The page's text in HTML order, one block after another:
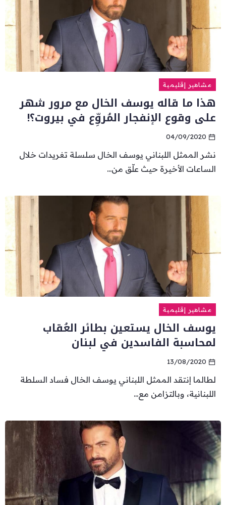
مشاهير إقليمية
هذا ما قاله يوسف الخال مع مرور شهر
على وقوع الإنفجار المُروِّع في بيروت؟!
04/09/2020
نشر الممثل اللبناني يوسف الخال سلسلة تغريدات خلال
الساعات الأخيرة حيث علّق من...
مشاهير إقليمية
يوسف الخال يستعين بطائر العُقاب
لمحاسبة الفاسدين في لبنان
13/08/2020
لطالما إنتقد الممثل اللبناني يوسف الخال فساد السلطة
اللبنانية، وبالتزامن مع...